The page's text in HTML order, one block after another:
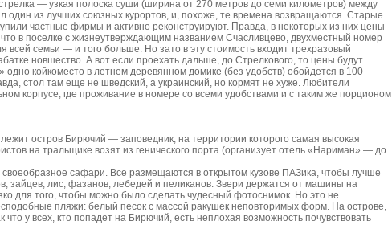
— узкая полоска суши (ширина от 270 метров до семи километров) между
один из лучших союзных курортов, и, похоже, те времена возвращаются. Старые
частные фирмы и активно реконструируют. Правда, в некоторых из них цены
в поселке с жизнеутверждающим названием Счасливцево, двухместный номер
всей семьи — и того больше. Но зато в эту стоимость входит трехразовый
новшество. А вот если проехать дальше, до Стрелкового, то цены будут
койкоместо в летнем деревянном домике (без удобств) обойдется в 100
стол там еще не шведский, а украинский, но кормят не хуже. Любители
корпусе, где проживание в номере со всеми удобствами и с таким же порционом
остров Бирючий — заповедник, на территории которого самая высокая
на тральщике возят из генического порта (организует отель «Нариман» — до
своеобразное сафари. Все размещаются в открытом кузове ПАЗика, чтобы лучше
зайцев, лис, фазанов, лебедей и пеликанов. Звери держатся от машины на
для того, чтобы можно было сделать чудесный фотоснимок. Но это не
пляжи: белый песок с массой ракушек неповторимых форм. На острове,
у всех, кто попадет на Бирючий, есть неплохая возможность почувствовать